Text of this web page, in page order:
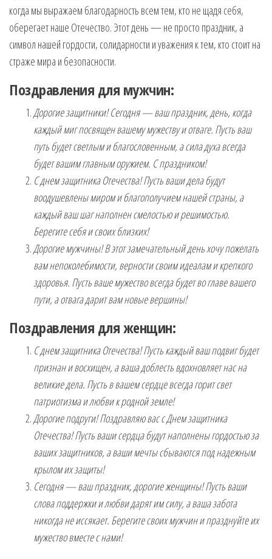
когда мы выражаем благодарность всем тем, кто не щадя себя,
оберегает наше Отечество. Этот день — не просто праздник, а
символ нашей гордости, солидарности и уважения к тем, кто стоит на
страже мира и безопасности.
Поздравления для мужчин:
Дорогие защитники! Сегодня — ваш праздник, день, когда
каждый миг посвящен вашему мужеству и отваге. Пусть ваш
путь будет светлым и благословенным, а сила духа всегда
будет вашим главным оружием. С праздником!
С днем защитника Отечества! Пусть ваши дела будут
воодушевлены миром и благополучием нашей страны, а
каждый ваш шаг наполнен смелостью и решимостью.
Берегите себя и своих близких!
Дорогие мужчины! В этот замечательный день хочу пожелать
вам непоколебимости, верности своим идеалам и крепкого
здоровья. Пусть ваше мужество всегда будет во главе вашего
пути, а отвага дарит вам новые вершины!
Поздравления для женщин:
С днем защитника Отечества! Пусть каждый ваш подвиг будет
признан и восхищен, а ваша доблесть вдохновляет нас на
великие дела. Пусть в вашем сердце всегда горит свет
патриотизма и любви к родной земле!
Дорогие подруги! Поздравляю вас с Днем защитника
Отечества! Пусть ваши сердца будут наполнены гордостью за
ваших защитников, а ваши мечты сбываются под надежным
крылом их защиты!
Сегодня — ваш праздник, дорогие женщины! Пусть ваши
слова поддержки и любви дарят им силу, а ваша забота
никогда не иссякает. Берегите своих мужчин и празднуйте их
мужество вместе с нами!